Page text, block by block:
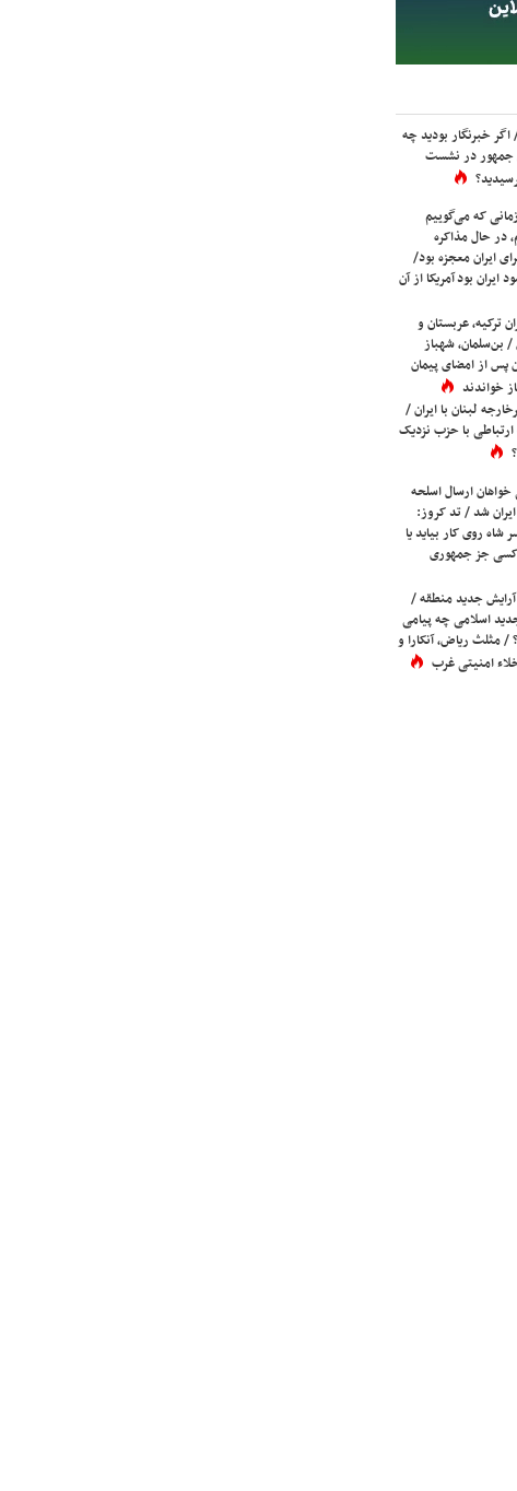
خبرنگار بودید چه
جمهور در نشست
که می‌گوییم
در حال مذاکره
ایران معجزه بود/
ایران بود آمریکا از آن
ترکیه، عربستان و
بن‌سلمان، شهباز
پس از امضای پیمان
خواندند
لبنان با ایران /
با حزب نزدیک
خواهان ارسال اسلحه
شد / تد کروز:
شاه روی کار بیاید یا
کسی جز جمهوری
جدید منطقه /
اسلامی چه پیامی
/ مثلث ریاض، آنکارا و
امنیتی غرب